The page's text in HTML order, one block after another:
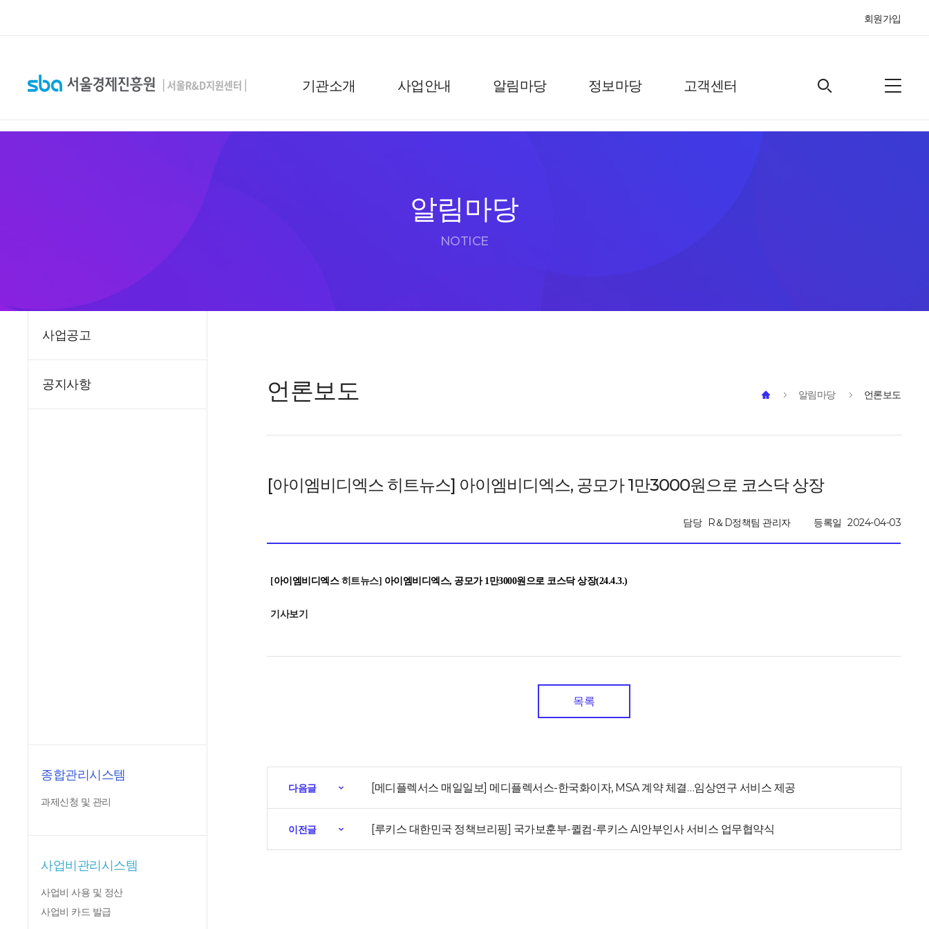
회원가입
기관소개 사업안내 알림마당 정보마당 고객센터
알림마당
NOTICE
사업공고
공지사항
종합관리시스템
과제신청 및 관리
사업비관리시스템
사업비 사용 및 정산
사업비 카드 발급
언론보도 알림마당 언론보도
[아이엠비디엑스 히트뉴스] 아이엠비디엑스, 공모가 1만3000원으로 코스닥 상장
담당 R＆D정책팀 관리자 등록일 2024-04-03
[아이엠비디엑스 히트뉴스] 아이엠비디엑스, 공모가 1만3000원으로 코스닥 상장(24.4.3.)
기사보기
목록
다음글 [메디플렉서스 매일일보] 메디플렉서스-한국화이자, MSA 계약 체결…임상연구 서비스 제공
이전글 [루키스 대한민국 정책브리핑] 국가보훈부-퀼컴-루키스 AI안부인사 서비스 업무협약식